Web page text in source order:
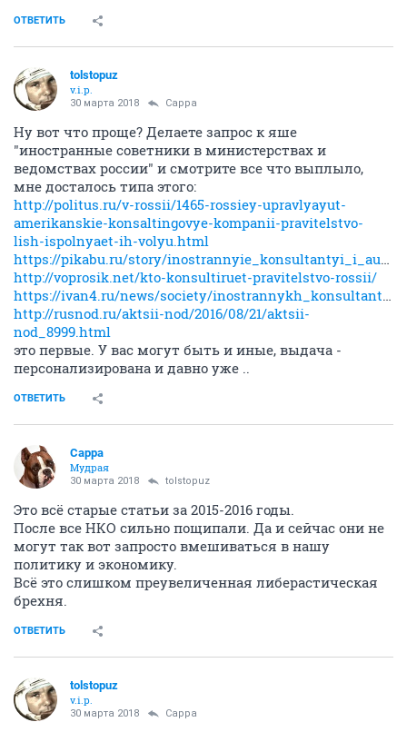
ОТВЕТИТЬ
tolstopuz
v.i.p.
30 марта 2018 Сарра
Ну вот что проще? Делаете запрос к яше
"иностранные советники в министерствах и
ведомствах россии" и смотрите все что выплыло,
мне досталось типа этого:
http://politus.ru/v-rossii/1465-rossiey-upravlyayut-
amerikanskie-konsaltingovye-kompanii-pravitelstvo-
lish-ispolnyaet-ih-volyu.html
https://pikabu.ru/story/inostrannyie_konsultantyi_i_auditoryi_ministerstv_i_vedomstv_po_konstitutsii_rossiyskoy_federatsii_3875597
http://voprosik.net/kto-konsultiruet-pravitelstvo-rossii/
https://ivan4.ru/news/society/inostrannykh_konsultantov_von_iz_ministerstv_i_vedomstv_rossii_/
http://rusnod.ru/aktsii-nod/2016/08/21/aktsii-
nod_8999.html
это первые. У вас могут быть и иные, выдача -
персонализирована и давно уже ..
ОТВЕТИТЬ
Сарра
Мудрая
30 марта 2018 tolstopuz
Это всё старые статьи за 2015-2016 годы.
После все НКО сильно пощипали. Да и сейчас они не
могут так вот запросто вмешиваться в нашу
политику и экономику.
Всё это слишком преувеличенная либерастическая
брехня.
ОТВЕТИТЬ
tolstopuz
v.i.p.
30 марта 2018 Сарра